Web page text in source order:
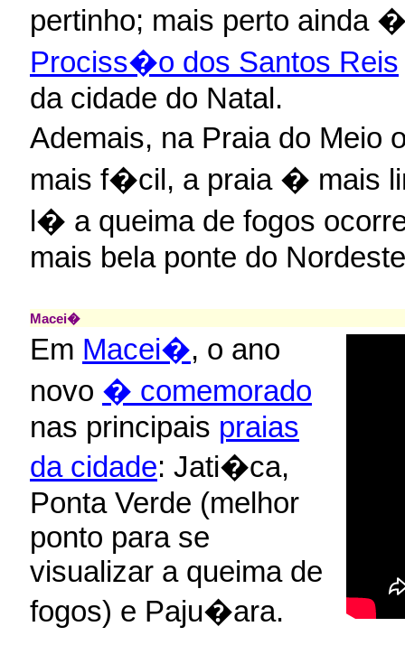
pertinho; mais perto ainda
Prociss�o dos Santos Reis
da cidade do Natal.
Ademais, na Praia do
mais f�cil, a praia � mais
l� a queima de fogos
mais bela ponte do
Macei�
Em Macei�, o ano
novo � comemorado
nas principais praias
da cidade: Jati�ca,
Ponta Verde (melhor
ponto para se
visualizar a queima de
fogos) e Paju�ara.